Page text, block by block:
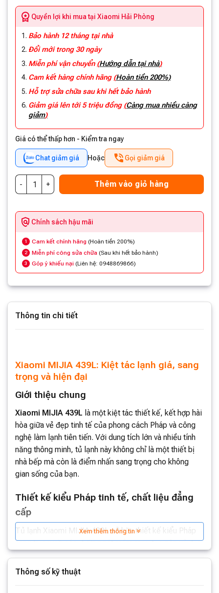
Quyền lợi khi mua tại Xiaomi Hải Phòng
Bảo hành 12 tháng tại nhà
Đổi mới trong 30 ngày
Miễn phí vận chuyển (Hướng dẫn tại nhà)
Cam kết hàng chính hãng (Hoàn tiền 200%)
Hỗ trợ sửa chữa sau khi hết bảo hành
Giảm giá lên tới 5 triệu đồng (Càng mua nhiều càng
giảm)
Giá có thể thấp hơn - Kiểm tra ngay
Chat giảm giá Hoặc Gọi giảm giá
Thêm vào giỏ hàng
Chính sách hậu mãi
1 Cam kết chính hãng (Hoàn tiền 200%)
2 Miễn phí công sửa chữa (Sau khi hết bảo hành)
3 Góp ý khiếu nại (Liên hệ: 0948869866)
Thông tin chi tiết
Xiaomi MIJIA 439L: Kiệt tác lạnh giá, sang
trọng và hiện đại
Giới thiệu chung
Xiaomi MIJIA 439L là một kiệt tác thiết kế, kết hợp hài
hòa giữa vẻ đẹp tinh tế của phong cách Pháp và công
nghệ làm lạnh tiên tiến. Với dung tích lớn và nhiều tính
năng thông minh, tủ lạnh này không chỉ là một thiết bị
nhà bếp mà còn là điểm nhấn sang trọng cho không
gian sống của bạn.
Thiết kế kiểu Pháp tinh tế, chất liệu đẳng
cấp
Tủ lạnh Xiaomi MIJIA 439L sở hữu thiết kế kiểu Pháp
sang trọng với các đường nét mềm mại, tạo nên vẻ đẹp
tinh tế và hiện đại. Chất liệu cao cấp sử dụng trong sản
xuất tủ lạnh không chỉ đảm bảo độ bền mà còn dễ dàng
vệ sinh và làm sạch.
Xem thêm thông tin
Thông số kỹ thuật